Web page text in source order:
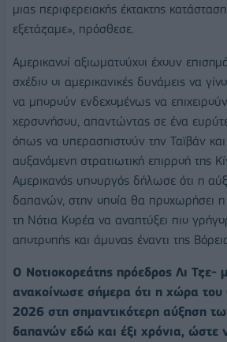
μιας περιφερειακής έκτακτης
εξετάζαμε», πρόσθεσε.
Αμερικανοί αξιωματούχοι έχουν
σχέδιο οι αμερικανικές δυνάμεις να
να μπορούν ενδεχομένως να επιχειρούν
χερσονήσου, απαντώντας σε ένα
όπως να υπερασπιστούν την Ταϊβάν
αυξανόμενη στρατιωτική επιρροή της
Αμερικανός υπουργός δήλωσε ότι η
δαπανών, στην οποία θα προχωρήσει η
τη Νότια Κορέα να αναπτύξει πιο
αποτροπής και άμυνας έναντι της
Ο Νοτιοκορεάτης πρόεδρος Λι Τζε-
ανακοίνωσε σήμερα ότι η χώρα
2026 στη σημαντικότερη αύξηση
δαπανών εδώ και έξι χρόνια, ώστε